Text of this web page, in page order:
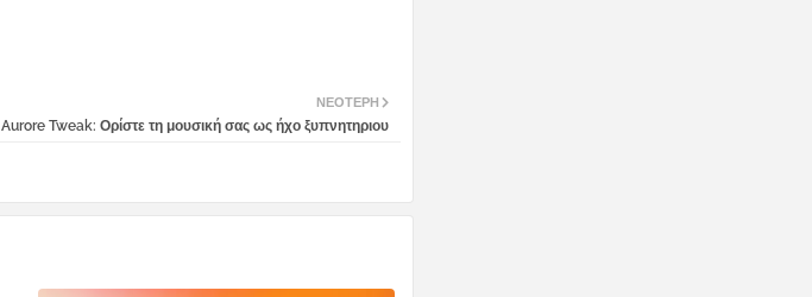
ΝΕΌΤΕΡΗ
Aurore Tweak: Ορίστε τη μουσική σας ως ήχο ξυπνητηριου